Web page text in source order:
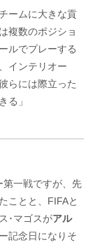
ームに大きな貢
複数のポジショ
ルでプレーする
インテリオー
らには際立った
る」
第一戦ですが、先
ことと、FIFAと
･マゴスがアル
記念日になりそ